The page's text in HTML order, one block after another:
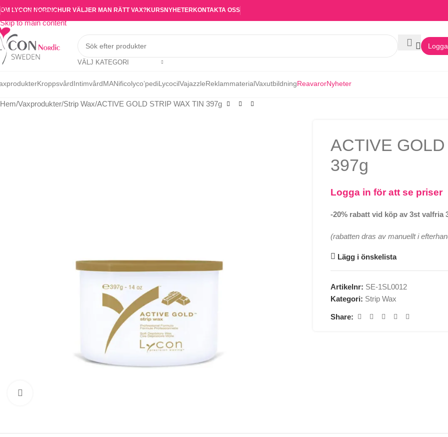
Skip to navigation
Skip to main content
OM LYCON NORDICHUR VÄLJER MAN RÄTT VAX?KURSNYHETERKONTAKTA OSS
VÄLJ KATEGORI
KroppsvårdIntimvårdMANificolyco’pediLycocilVajazzleReklammaterialVaxutbildningReavarorNyheter
Hem Vaxprodukter Strip Wax ACTIVE GOLD STRIP WAX TIN 397g
ACTIVE
397g
Logga in för att se priser
-20% rabatt vid köp av 3st valfria
(rabatten dras av manuellt i
Lägg i önskelista
Artikelnr: SE-1SL0012
Kategori: Strip Wax
Share: